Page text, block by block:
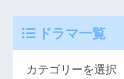
ドラマ一覧